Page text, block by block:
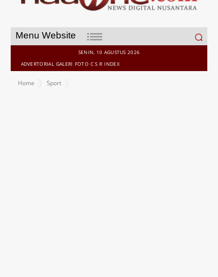
Menu Website
Search
for:
SENIN, 10 AGUSTUS 2026
ADVERTORIAL GALERI FOTO C S R INDEX
Home
Sport